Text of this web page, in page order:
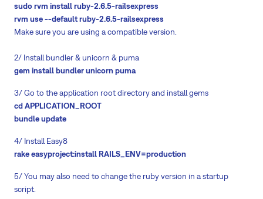
sudo rvm install ruby-2.6.5-railsexpress
rvm use --default ruby-2.6.5-railsexpress
Make sure you are using a compatible version.
2/ Install bundler & unicorn & puma
gem install bundler unicorn puma
3/ Go to the application root directory and install gems
cd APPLICATION_ROOT
bundle update
4/ Install Easy8
rake easyproject:install RAILS_ENV=production
5/ You may also need to change the ruby version in a startup
script.